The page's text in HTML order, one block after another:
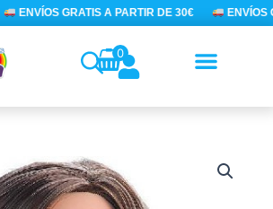
ENVÍOS GRATIS A PARTIR DE 30€ ENVÍOS
0